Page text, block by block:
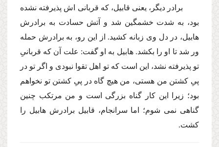
برادر دیگر، یعنى قابیل، كه قربانى اش پذیرفته نشده
بود، به شدت خشمگین شد و آتش حسادت به برادرش
هابیل، در دل وى زبانه كشید. از این رو، به برادرش حمله
ور شد تا او را بكشد. هابیل به او گفت: علت آن كه قربانىِ
تو پذیرفته نشد، این است كه تو اهل تقوا نبودى و اگر تو در
پىِ كشتن من هستى، من هیچ گاه در پىِ كشتن تو نخواهم
بود؛ زیرا این كار گناه بزرگى است و من مرتكب چنین
گناهى نمى شوم؛ اما سرانجام، قابیل برادرش هابیل را
كشت.